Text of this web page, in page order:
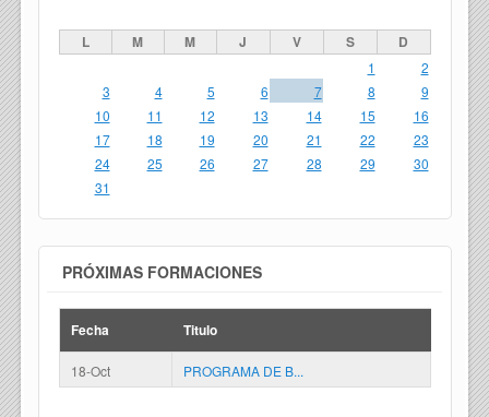
L M M J V S D
1
2
3
4 5 6 7 8
9
10
11 12 13 14 15
16
17
18 19 20 21 22
23
24
25 26 27 28 29
30
31
PRÓXIMAS FORMACIONES
Fecha Titulo
18-Oct PROGRAMA DE B...